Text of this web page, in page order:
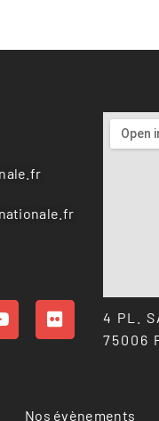
4 PL.
75006
Nos évènements